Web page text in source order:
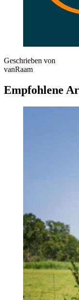
Geschrieben von
vanRaam
Empfohlene